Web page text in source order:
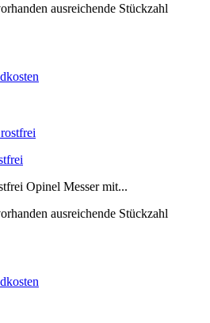
ausreichende Stückzahl
Opinel Messer mit...
ausreichende Stückzahl